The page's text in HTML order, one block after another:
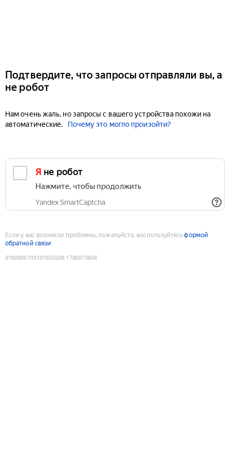
Подтвердите, что запросы отправляли вы, а
не робот
Нам очень жаль, но запросы с вашего устройства похожи на
автоматические.
Почему это могло произойти?
Я не робот
Нажмите, чтобы продолжить
Yandex SmartCaptcha
Если у вас возникли проблемы, пожалуйста, воспользуйтесьформой
обратной связи
9180906193101655508:1786073604